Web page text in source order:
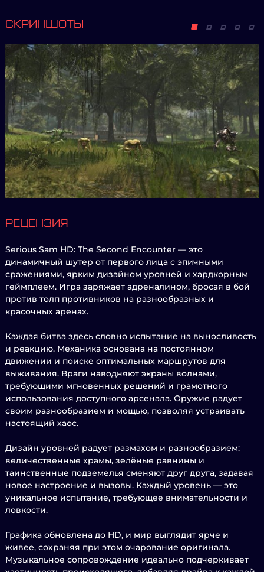
СКРИНШОТЫ
РЕЦЕНЗИЯ
Serious Sam HD: The Second Encounter — это
динамичный шутер от первого лица с эпичными
сражениями, ярким дизайном уровней и хардкорным
геймплеем. Игра заряжает адреналином, бросая в бой
против толп противников на разнообразных и
красочных аренах.
Каждая битва здесь словно испытание на выносливость
и реакцию. Механика основана на постоянном
движении и поиске оптимальных маршрутов для
выживания. Враги наводняют экраны волнами,
требующими мгновенных решений и грамотного
использования доступного арсенала. Оружие радует
своим разнообразием и мощью, позволяя устраивать
настоящий хаос.
Дизайн уровней радует размахом и разнообразием:
величественные храмы, зелёные равнины и
таинственные подземелья сменяют друг друга, задавая
новое настроение и вызовы. Каждый уровень — это
уникальное испытание, требующее внимательности и
ловкости.
Графика обновлена до HD, и мир выглядит ярче и
живее, сохраняя при этом очарование оригинала.
Музыкальное сопровождение идеально подчеркивает